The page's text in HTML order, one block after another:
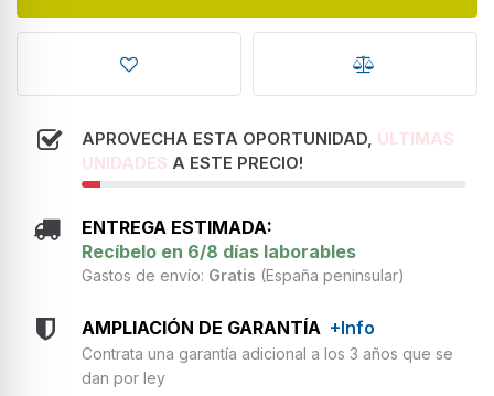
APROVECHA ESTA OPORTUNIDAD, ÚLTIMAS
UNIDADES A ESTE PRECIO!
ENTREGA ESTIMADA:
Recíbelo en 6/8 días laborables
Gastos de envío: Gratis (España peninsular)
AMPLIACIÓN DE GARANTÍA +Info
Contrata una garantía adicional a los 3 años que se
dan por ley